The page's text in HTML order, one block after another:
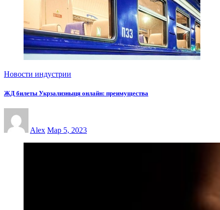
Новости индустрии
ЖД билеты Укрзализныця онлайн: преимущества
Alex Мар 5, 2023